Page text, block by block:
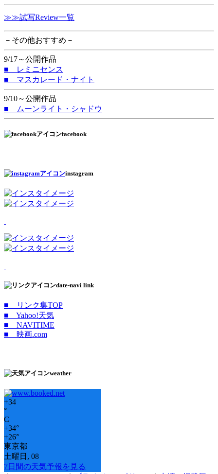
≫≫試写Review一覧
－その他おすすめ－
9/17～公開作品
■ レミニセンス
■ マスカレード・ナイト
9/10～公開作品
■ ムーンライト・シャドウ
facebook
instagram
date-navi link
■ リンク集TOP
■ Yahoo!天気
■ NAVITIME
■ 映画.com
weather
+34
°
C
+34°
+26°
東京都
土曜日, 08
7日間の天気予報を見る